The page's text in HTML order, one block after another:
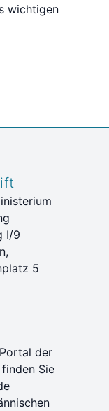
wichtigen
I/9
5
der
Sie